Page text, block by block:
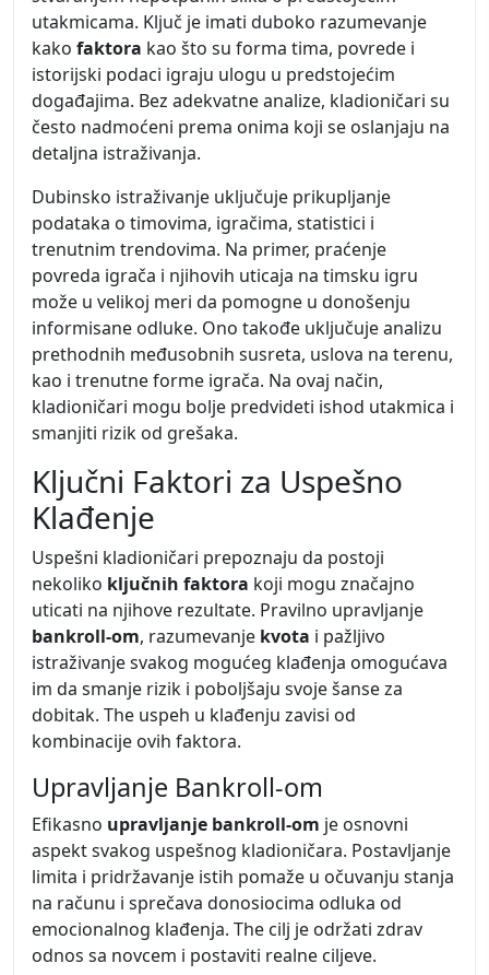
utakmicama. Ključ je imati duboko razumevanje
kako faktora kao što su forma tima, povrede i
istorijski podaci igraju ulogu u predstojećim
događajima. Bez adekvatne analize, kladioničari su
često nadmoćeni prema onima koji se oslanjaju na
detaljna istraživanja.
Dubinsko istraživanje uključuje prikupljanje
podataka o timovima, igračima, statistici i
trenutnim trendovima. Na primer, praćenje
povreda igrača i njihovih uticaja na timsku igru
može u velikoj meri da pomogne u donošenju
informisane odluke. Ono takođe uključuje analizu
prethodnih međusobnih susreta, uslova na terenu,
kao i trenutne forme igrača. Na ovaj način,
kladioničari mogu bolje predvideti ishod utakmica i
smanjiti rizik od grešaka.
Ključni Faktori za Uspešno
Klađenje
Uspešni kladioničari prepoznaju da postoji
nekoliko ključnih faktora koji mogu značajno
uticati na njihove rezultate. Pravilno upravljanje
bankroll-om, razumevanje kvota i pažljivo
istraživanje svakog mogućeg klađenja omogućava
im da smanje rizik i poboljšaju svoje šanse za
dobitak. The uspeh u klađenju zavisi od
kombinacije ovih faktora.
Upravljanje Bankroll-om
Efikasno upravljanje bankroll-om je osnovni
aspekt svakog uspešnog kladioničara. Postavljanje
limita i pridržavanje istih pomaže u očuvanju stanja
na računu i sprečava donosiocima odluka od
emocionalnog klađenja. The cilj je održati zdrav
odnos sa novcem i postaviti realne ciljeve.